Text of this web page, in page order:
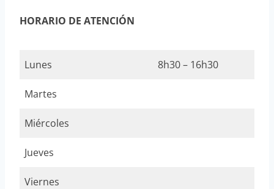
HORARIO DE ATENCIÓN
Lunes 8h30 – 16h30
Martes
Miércoles
Jueves
Viernes